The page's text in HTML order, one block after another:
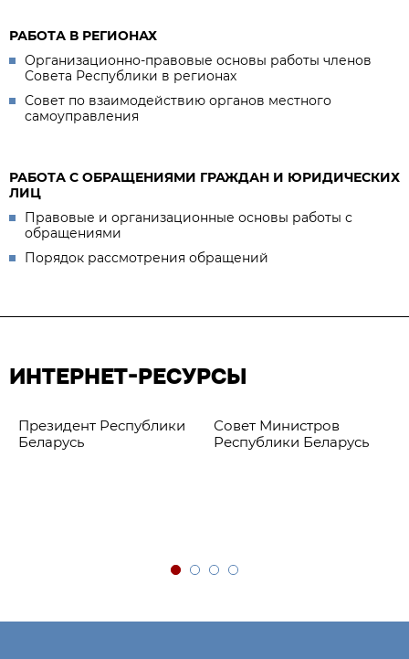
РАБОТА В РЕГИОНАХ
Организационно-правовые основы работы членов
Совета Республики в регионах
Совет по взаимодействию органов местного
самоуправления
РАБОТА С ОБРАЩЕНИЯМИ ГРАЖДАН И ЮРИДИЧЕСКИХ
ЛИЦ
Правовые и организационные основы работы с
обращениями
Порядок рассмотрения обращений
ИНТЕРНЕТ-РЕСУРСЫ
Президент Республики
Беларусь
Совет Министров
Республики Беларусь